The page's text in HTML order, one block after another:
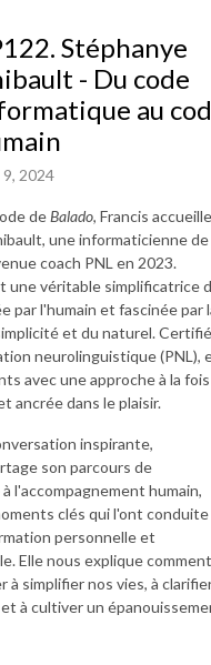
Stéphanye
- Du code
au
2024
deBalado, Francis accueille
une informaticienne de
coach PNL en 2023.
une véritable simplificatrice
par l'humain et fascinée par
et du naturel.
neurolinguistique (PNL),
avec une approche à la fois
ancrée dans le plaisir.
inspirante,
son parcours de
l'accompagnement humain,
clés qui l'ont conduite
personnelle et
Elle nous explique
à simplifier nos vies, à
à cultiver un